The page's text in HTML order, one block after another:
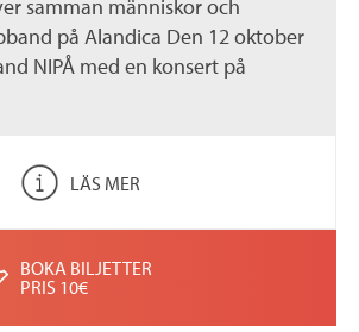
samman människor och
på Alandica Den 12 oktober
NIPÅ med en konsert på
LÄS MER
BOKA BILJETTER
PRIS 10€